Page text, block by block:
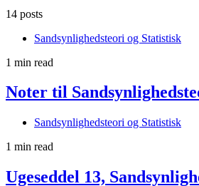
14 posts
Sandsynlighedsteori og Statistisk
1 min read
Noter til
Sandsynlighedsteori og Statistisk
1 min read
Ugeseddel 13,